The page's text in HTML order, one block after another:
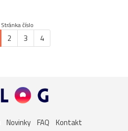
Stránka číslo
2 3 4
Novinky FAQ Kontakt